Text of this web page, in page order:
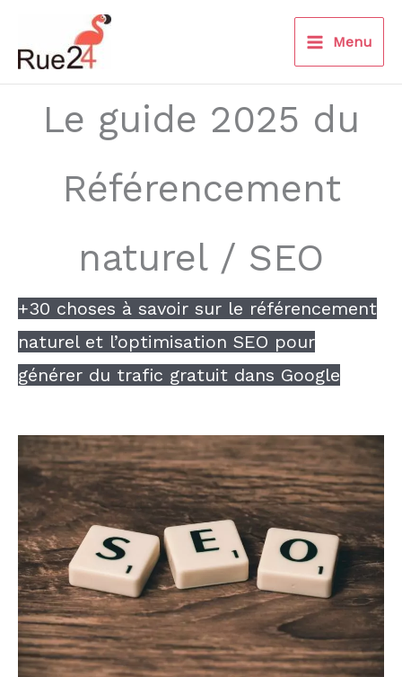
contenu
Menu
Le guide 2025 du
Référencement
naturel / SEO
+30 choses à savoir sur le référencement
naturel et l’optimisation SEO pour
générer du trafic gratuit dans Google